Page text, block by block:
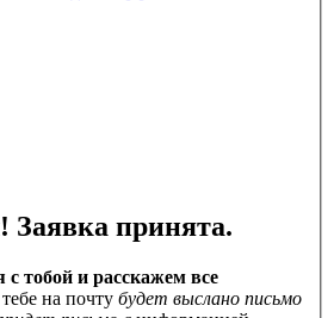
Заявка принята.
тобой и расскажем все
на почту будет выслано письмо